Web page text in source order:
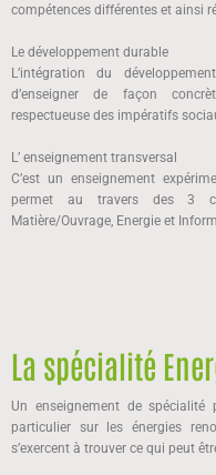
compétences différentes et ainsi
Le développement durable
L’intégration du
d’enseigner de façon
respectueuse des impératifs
L’ enseignement transversal
C’est un enseignement
permet au travers des 3
Matière/Ouvrage, Energie et
La spécialité
Un enseignement de
particulier sur les énergies
s’exercent à trouver ce qui peut